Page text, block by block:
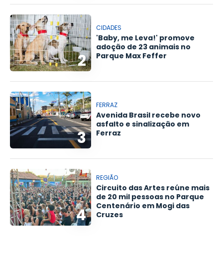
2
CIDADES
'Baby, me Leva!' promove
adoção de 23 animais no
Parque Max Feffer
3
FERRAZ
Avenida Brasil recebe novo
asfalto e sinalização em
Ferraz
4
REGIÃO
Circuito das Artes reúne mais
de 20 mil pessoas no Parque
Centenário em Mogi das
Cruzes